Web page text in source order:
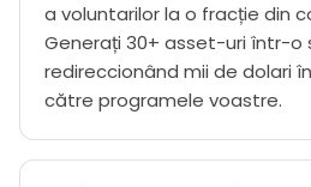
a voluntarilor la o fracție din
Generați 30+ asset-uri într-o
redireccionând mii de dolari
către programele voastre.